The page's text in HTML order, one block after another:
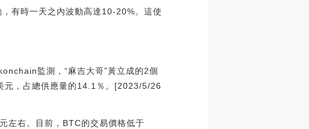
有時一天之內波動高達10-20%。這使
監測，“麻吉大哥”黃立成的2個
元，占總供應量的14.1％。[2023/5/26
左右。目前，BTC的交易價格低于